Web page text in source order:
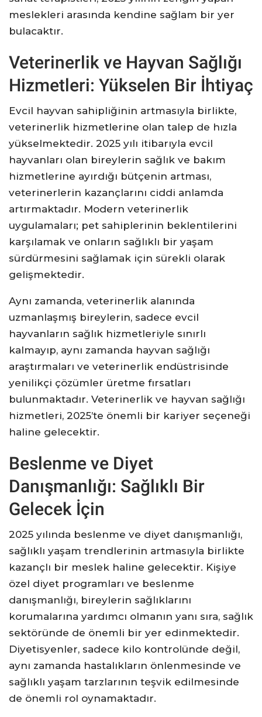
meslekleri arasında kendine sağlam bir yer
bulacaktır.
Veterinerlik ve Hayvan Sağlığı
Hizmetleri: Yükselen Bir İhtiyaç
Evcil hayvan sahipliğinin artmasıyla birlikte,
veterinerlik hizmetlerine olan talep de hızla
yükselmektedir. 2025 yılı itibarıyla evcil
hayvanları olan bireylerin sağlık ve bakım
hizmetlerine ayırdığı bütçenin artması,
veterinerlerin kazançlarını ciddi anlamda
artırmaktadır. Modern veterinerlik
uygulamaları; pet sahiplerinin beklentilerini
karşılamak ve onların sağlıklı bir yaşam
sürdürmesini sağlamak için sürekli olarak
gelişmektedir.
Aynı zamanda, veterinerlik alanında
uzmanlaşmış bireylerin, sadece evcil
hayvanların sağlık hizmetleriyle sınırlı
kalmayıp, aynı zamanda hayvan sağlığı
araştırmaları ve veterinerlik endüstrisinde
yenilikçi çözümler üretme fırsatları
bulunmaktadır. Veterinerlik ve hayvan sağlığı
hizmetleri, 2025’te önemli bir kariyer seçeneği
haline gelecektir.
Beslenme ve Diyet
Danışmanlığı: Sağlıklı Bir
Gelecek İçin
2025 yılında beslenme ve diyet danışmanlığı,
sağlıklı yaşam trendlerinin artmasıyla birlikte
kazançlı bir meslek haline gelecektir. Kişiye
özel diyet programları ve beslenme
danışmanlığı, bireylerin sağlıklarını
korumalarına yardımcı olmanın yanı sıra, sağlık
sektöründe de önemli bir yer edinmektedir.
Diyetisyenler, sadece kilo kontrolünde değil,
aynı zamanda hastalıkların önlenmesinde ve
sağlıklı yaşam tarzlarının teşvik edilmesinde
de önemli rol oynamaktadır.